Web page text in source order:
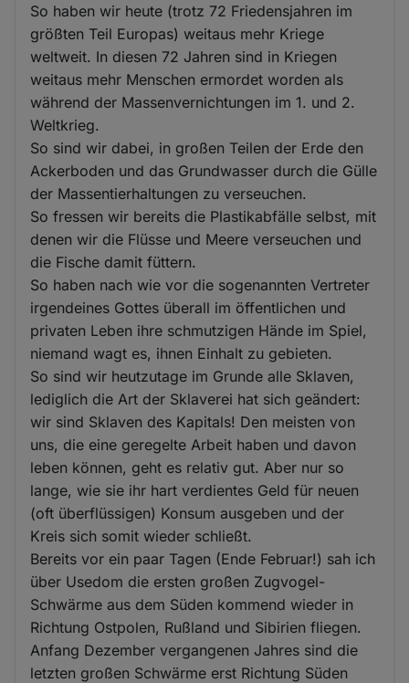
So haben wir heute (trotz 72 Friedensjahren im
größten Teil Europas) weitaus mehr Kriege
weltweit. In diesen 72 Jahren sind in Kriegen
weitaus mehr Menschen ermordet worden als
während der Massenvernichtungen im 1. und 2.
Weltkrieg.
So sind wir dabei, in großen Teilen der Erde den
Ackerboden und das Grundwasser durch die Gülle
der Massentierhaltungen zu verseuchen.
So fressen wir bereits die Plastikabfälle selbst, mit
denen wir die Flüsse und Meere verseuchen und
die Fische damit füttern.
So haben nach wie vor die sogenannten Vertreter
irgendeines Gottes überall im öffentlichen und
privaten Leben ihre schmutzigen Hände im Spiel,
niemand wagt es, ihnen Einhalt zu gebieten.
So sind wir heutzutage im Grunde alle Sklaven,
lediglich die Art der Sklaverei hat sich geändert:
wir sind Sklaven des Kapitals! Den meisten von
uns, die eine geregelte Arbeit haben und davon
leben können, geht es relativ gut. Aber nur so
lange, wie sie ihr hart verdientes Geld für neuen
(oft überflüssigen) Konsum ausgeben und der
Kreis sich somit wieder schließt.
Bereits vor ein paar Tagen (Ende Februar!) sah ich
über Usedom die ersten großen Zugvogel-
Schwärme aus dem Süden kommend wieder in
Richtung Ostpolen, Rußland und Sibirien fliegen.
Anfang Dezember vergangenen Jahres sind die
letzten großen Schwärme erst Richtung Süden